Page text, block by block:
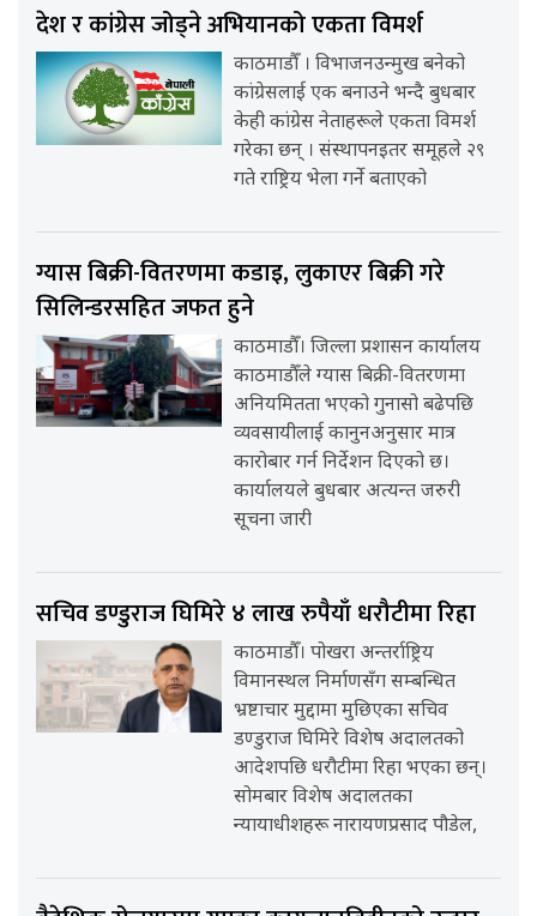
देश र कांग्रेस जोड्ने अभियानको एकता विमर्श
काठमाडौँ । विभाजनउन्मुख बनेको
कांग्रेसलाई एक बनाउने भन्दै बुधबार
केही कांग्रेस नेताहरूले एकता विमर्श
गरेका छन् । संस्थापनइतर समूहले २९
गते राष्ट्रिय भेला गर्ने बताएको
ग्यास बिक्री-वितरणमा कडाइ, लुकाएर बिक्री गरे
सिलिन्डरसहित जफत हुने
काठमाडौँ। जिल्ला प्रशासन कार्यालय
काठमाडौँले ग्यास बिक्री-वितरणमा
अनियमितता भएको गुनासो बढेपछि
व्यवसायीलाई कानुनअनुसार मात्र
कारोबार गर्न निर्देशन दिएको छ।
कार्यालयले बुधबार अत्यन्त जरुरी
सूचना जारी
सचिव डण्डुराज घिमिरे ४ लाख रुपैयाँ धरौटीमा रिहा
काठमाडौँ। पोखरा अन्तर्राष्ट्रिय
विमानस्थल निर्माणसँग सम्बन्धित
भ्रष्टाचार मुद्दामा मुछिएका सचिव
डण्डुराज घिमिरे विशेष अदालतको
आदेशपछि धरौटीमा रिहा भएका छन्।
सोमबार विशेष अदालतका
न्यायाधीशहरू नारायणप्रसाद पौडेल,